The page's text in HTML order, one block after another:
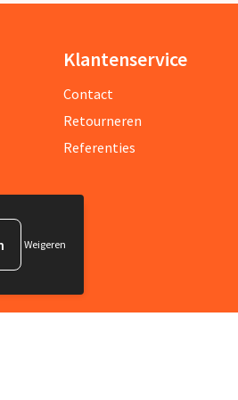
Klantenservice
Contact
Retourneren
Referenties
Weigeren